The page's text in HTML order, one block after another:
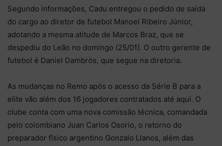
Segundo informações, Cadu entregou o pedido de saída
do cargo ao diretor de futebol Manoel Ribeiro Júnior,
adotando a mesma atitude de Marcos Braz, que se
despediu do Leão no domingo (25/01). O outro gerente de
futebol é Daniel Dambrós, que segue na diretoria.
As mudanças no Remo após o acesso da Série B para a
elite vão além dos 16 jogadores contratados até aqui. O
clube conta com uma nova comissão técnica, comandada
pelo colombiano Juan Carlos Osorio, o retorno do
preparador físico argentino Gonzalo Llanos, além das